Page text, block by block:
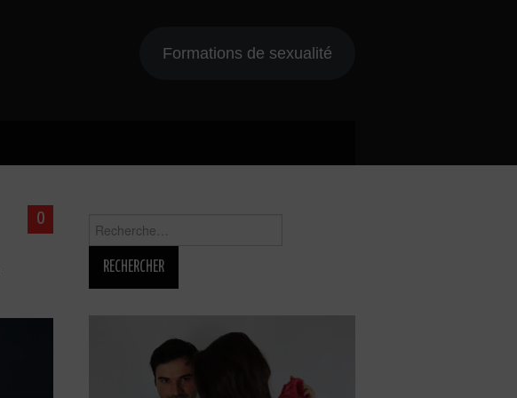
Formations de sexualité
0